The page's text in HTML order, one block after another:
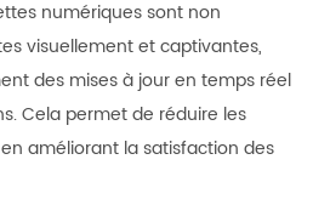
numériques sont non
visuellement et captivantes,
des mises à jour en temps réel
Cela permet de réduire les
améliorant la satisfaction des